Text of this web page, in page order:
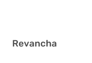
Revancha